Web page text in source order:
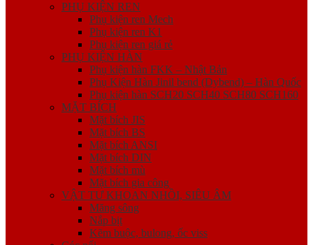
PHỤ KIỆN REN
Phụ kiện ren Mech
Phụ kiện ren K1
Phụ kiện ren giá rẻ
PHỤ KIỆN HÀN
Phụ kiện hàn FKK – Nhật Bản
Phụ Kiện Hàn Jinil bend (Dybend) – Hàn Quốc
Phụ kiện hàn SCH20 SCH40 SCH80 SCH160
MẶT BÍCH
Mặt bích JIS
Mặt bích BS
Mặt bích ANSI
Mặt bích DIN
Mặt bích mù
Mặt bích gia công
VẬT TƯ KHOAN NHỒI, SIÊU ÂM
Măng sông
Nắp bịt
Kẽm buộc, bulong, ốc viss